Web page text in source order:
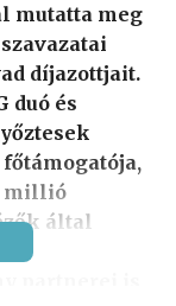
mutatta meg
díjazottjait.
duó és
millió
által